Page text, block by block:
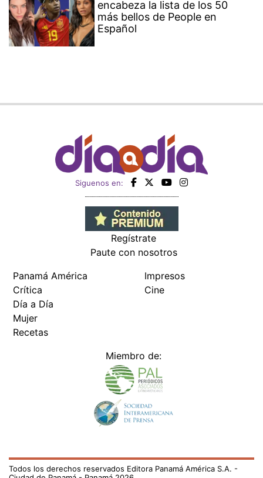
encabeza la lista de los 50
más bellos de People en
Español
Siguenos en:
Regístrate
Paute con nosotros
Panamá América
Crítica
Día a Día
Mujer
Recetas
Impresos
Cine
Miembro de:
Todos los derechos reservados Editora Panamá América S.A. -